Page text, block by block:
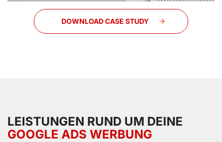
DOWNLOAD CASE STUDY
LEISTUNGEN RUND UM DEINE
GOOGLE ADS WERBUNG